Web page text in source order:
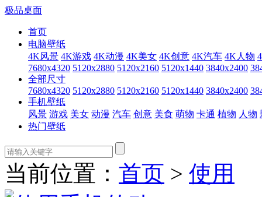
极品桌面
首页
电脑壁纸
4K风景 4K游戏 4K动漫 4K美女 4K创意 4K汽车 4K人物
7680x4320 5120x2880 5120x2160 5120x1440 3840x2400
全部尺寸
7680x4320 5120x2880 5120x2160 5120x1440 3840x2400
手机壁纸
风景 游戏 美女 动漫 汽车 创意 美食 萌物 卡通 植物 人物
热门壁纸
当前位置： 首页 > 使用